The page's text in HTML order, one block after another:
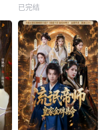
已完结